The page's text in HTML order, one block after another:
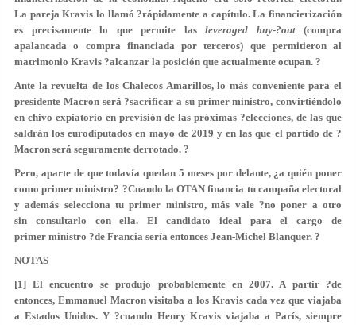
La pareja Kravis lo llamó ?rápidamente a capítulo. La financierización
es precisamente lo que permite las leveraged buy-?out(compra
apalancada o compra financiada por terceros) que permitieron al
matrimonio Kravis ?alcanzar la posición que actualmente ocupan. ?
Ante la revuelta de los Chalecos Amarillos, lo más conveniente para el
presidente Macron será ?sacrificar a su primer ministro, convirtiéndolo
en chivo expiatorio en previsión de las próximas ?elecciones, de las que
saldrán los eurodiputados en mayo de 2019 y en las que el partido de ?
Macron será seguramente derrotado. ?
Pero, aparte de que todavía quedan 5 meses por delante, ¿a quién poner
como primer ministro? ?Cuando la OTAN financia tu campaña electoral
y además selecciona tu primer ministro, más vale ?no poner a otro
sin consultarlo con ella. El candidato ideal para el cargo de
primer ministro ?de Francia sería entonces Jean-Michel Blanquer. ?
NOTAS
[1] El encuentro se produjo probablemente en 2007. A partir ?de
entonces, Emmanuel Macron visitaba a los Kravis cada vez que viajaba
a Estados Unidos. Y ?cuando Henry Kravis viajaba a París, siempre